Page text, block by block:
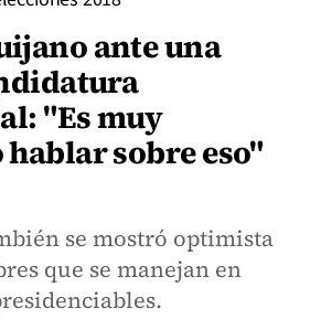
ante una
"Es muy
sobre eso"
se mostró optimista
que se manejan en